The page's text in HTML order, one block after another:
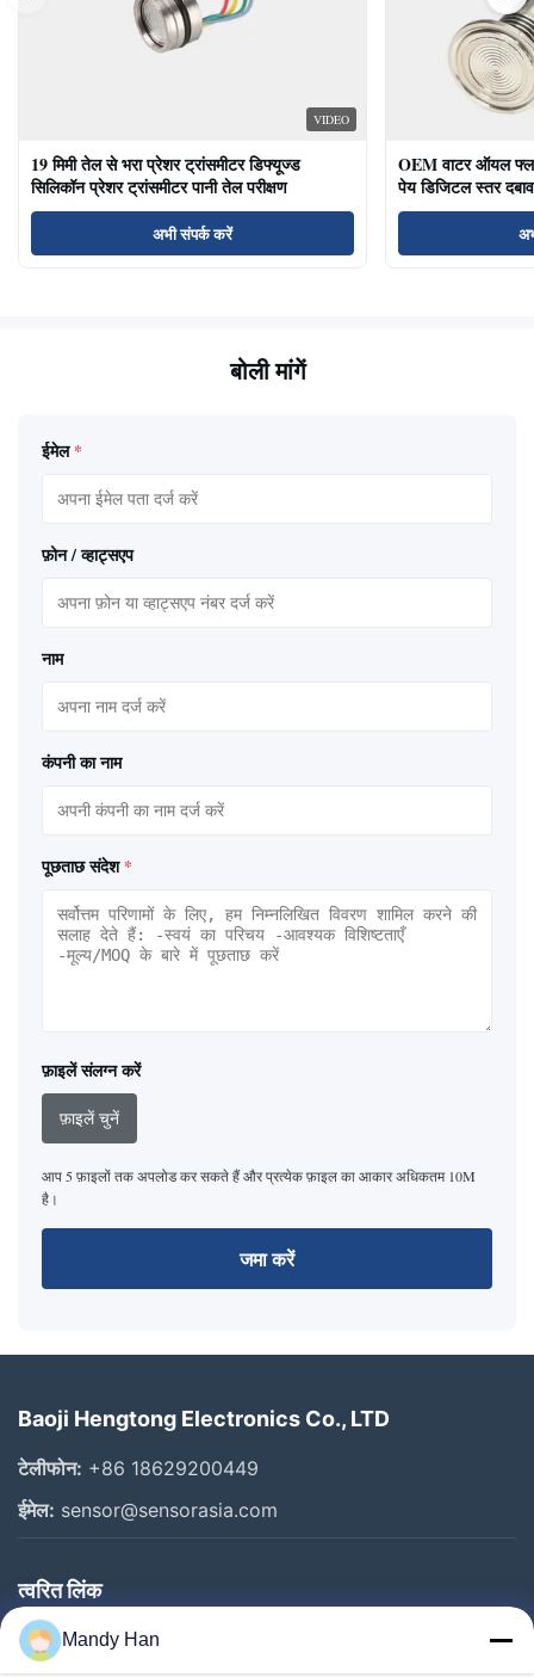
VIDEO
19 मिमी तेल से भरा प्रेशर ट्रांसमीटर डिफ्यूज्ड
सिलिकॉन प्रेशर ट्रांसमीटर पानी तेल परीक्षण
अभी संपर्क करें
OEM वाटर ऑयल
पेय डिजिटल स्तर
बोली मांगें
ईमेल *
फ़ोन / व्हाट्सएप
नाम
कंपनी का नाम
पूछताछ संदेश *
फ़ाइलें संलग्न करें
फ़ाइलें चुनें
आप 5 फ़ाइलों तक अपलोड कर सकते हैं और प्रत्येक फ़ाइल का आकार अधिकतम 10M
है।
जमा करें
Baoji Hengtong Electronics Co., LTD
टेलीफोन: +86 18629200449
ईमेल: sensor@sensorasia.com
त्वरित लिंक
घर
Mandy Han